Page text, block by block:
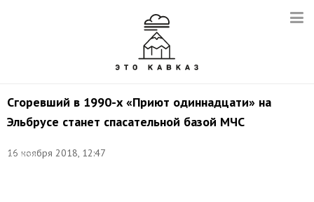
Сгоревший в 1990-х «Приют одиннадцати» на
Эльбрусе станет спасательной базой МЧС
16 ноября 2018, 12:47
Денисов